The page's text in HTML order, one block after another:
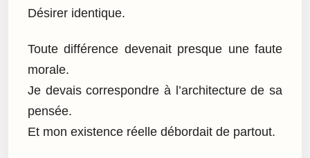
Désirer identique.
Toute différence devenait presque une faute
morale.
Je devais correspondre à l’architecture de sa
pensée.
Et mon existence réelle débordait de partout.